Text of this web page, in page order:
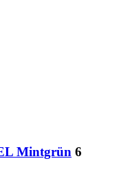
Mintgrün 6